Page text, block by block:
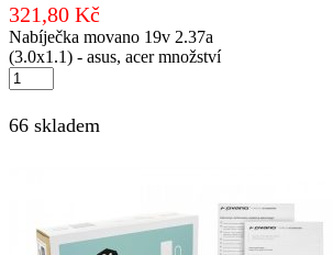
321,80 Kč
Nabíječka movano 19v 2.37a
(3.0x1.1) - asus, acer množství
66 skladem